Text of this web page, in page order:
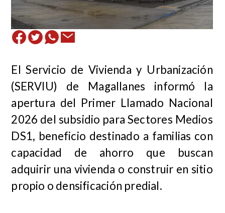
El Servicio de Vivienda y Urbanización
(SERVIU) de Magallanes informó la
apertura del Primer Llamado Nacional
2026 del subsidio para Sectores Medios
DS1, beneficio destinado a familias con
capacidad de ahorro que buscan
adquirir una vivienda o construir en sitio
propio o densificación predial.